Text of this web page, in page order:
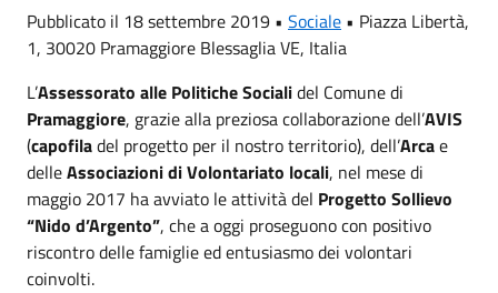
Pubblicato il 18 settembre 2019 • Sociale • Piazza Libertà,
1, 30020 Pramaggiore Blessaglia VE, Italia
L’Assessorato alle Politiche Socialidel Comune di
Pramaggiore, grazie alla preziosa collaborazione dell’AVIS
(capofiladel progetto per il nostro territorio), dell’Arcae
delleAssociazioni di Volontariato locali, nel mese di
maggio 2017 ha avviato le attività del Progetto Sollievo
“Nido d’Argento”, che a oggi proseguono con positivo
riscontro delle famiglie ed entusiasmo dei volontari
coinvolti.